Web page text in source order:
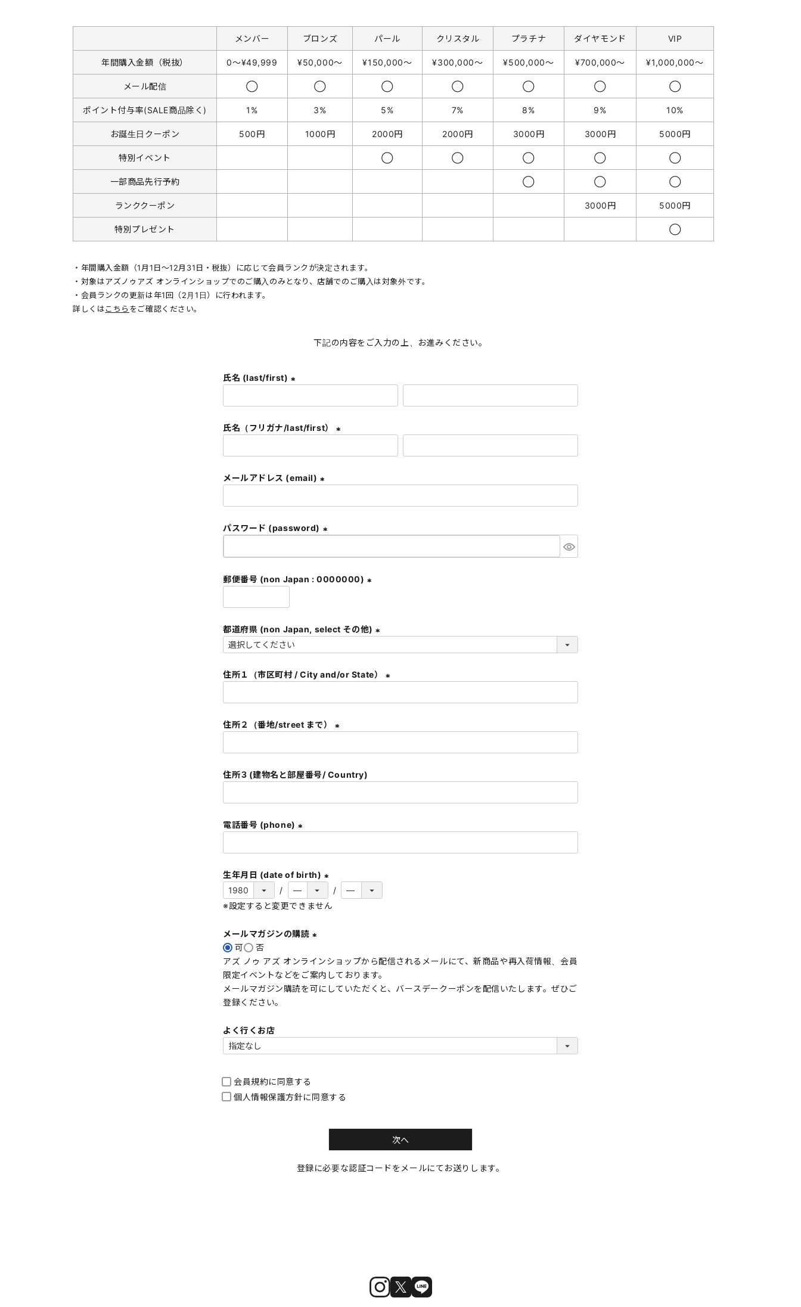
メンバー ブロンズ パール クリスタル プラチナ ダイヤモンド VIP
年間購入金額（税抜） 0〜¥49,999 ¥50,000〜 ¥150,000〜 ¥300,000〜 ¥500,000〜 ¥700,000〜 ¥1,000,000〜
メール配信 ◯ ◯ ◯ ◯ ◯ ◯ ◯
ポイント付与率(SALE商品除く) 1% 3% 5% 7% 8% 9% 10%
お誕生日クーポン 500円 1000円 2000円 2000円 3000円 3000円 5000円
特別イベント ◯ ◯ ◯ ◯ ◯
一部商品先行予約 ◯ ◯ ◯
ランククーポン 3000円 5000円
特別プレゼント ◯
・年間購入金額（1月1日〜12月31日・税抜）に応じて会員ランクが決定されます。
・対象はアズノゥアズ オンラインショップでのご購入のみとなり、店舗でのご購入は対象外です。
・会員ランクの更新は年1回（2月1日）に行われます。
詳しくはこちら をご確認ください。
下記の内容をご入力の上、お進みください。
氏名 (last/first)
必
)
氏名（フリガナ/last/first）
必
)
メールアドレス (email)
必
)
パスワード (password)
必
須
郵便番号 (non Japan : 0000000)
須
)
都道府県 (non Japan, select その他)
須
住所１（市区町村 / City and/or State）
必
)
住所２（番地/street まで）
必
)
住所３(建物名と部屋番号/ Country)
電話番号 (phone)
必
須
)
生年月日 (date of birth)
必
※設定すると変更できません
メールマガジンの購読
必
須
)
可
否
アズ ノゥ アズ オンラインショップから配信されるメールにて、新商品や再入荷情報、会員
限定イベントなどをご案内しております。
メールマガジン購読を可にしていただくと、バースデークーポンを配信いたします。ぜひご
登録ください。
よく行くお店
会員規約に同意する
個人情報保護方針に同意する
次へ
登録に必要な認証コードをメールにてお送りします。